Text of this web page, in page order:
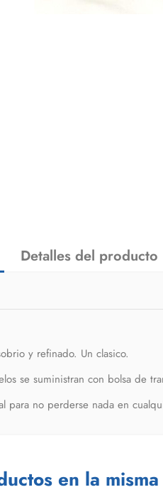
Detalles del producto
y refinado. Un clasico.
se suministran con bolsa de
para no perderse nada en
en la